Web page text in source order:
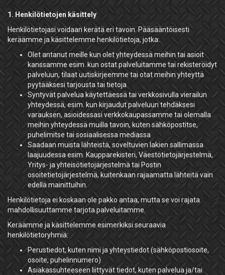
1. Henkilötietojen käsittely
Henkilötietojasi voidaan kerätä eri tavoin. Pääsääntöisesti
keräämme ja käsittelemme henkilötietoja, jotka:
Olet antanut meille kun olet yhteydessä meihin tai asioit
kanssamme esim. kun ostat palveluitamme tai rekisteröidyt
palveluun, tilaat uutiskirjeemme tai otat meihin yhteyttä
pyytääksesi tarjousta tai tietoja
Syntyvät palvelua käytettäessä tai verkkosivulla vierailun
yhteydessä, esim. kun kirjaudut palveluun tehdäksesi
varauksen, asioidessasi verkkokaupassamme tai olemalla
meihin yhteydessä muilla tavoin, kuten sähköpostitse,
puhelimitse tai sosiaalisessa mediassa
Saadaan muista lähteistä, soveltuvien lakien sallimassa
laajuudessa esim. Kaupparekisteri, Väestötietojärjestelmä,
Yritys- ja yhteisötietojärjestelmä tai Postin
osoitetietojärjestelmä, kuitenkaan rajaamatta lähteitä vain
edellä mainittuihin.
Henkilötietoja ei koskaan ole pakko antaa, mutta se voi rajata
mahdollisuuttamme tarjota palveluitamme.
Keräämme ja käsittelemme esimerkiksi seuraavia
henkilötietoryhmiä:
Perustiedot, kuten nimi ja yhteystiedot (sähköpostiosoite,
osoite, puhelinnumero)
Asiakassuhteeseen liittyvät tiedot, kuten palvelua ja/tai